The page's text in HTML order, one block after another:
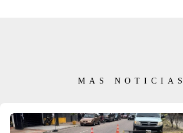
MAS NOTICIAS